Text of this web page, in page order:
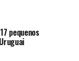
pequenos